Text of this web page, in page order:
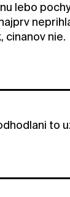
lebo
cinanov nie.
to